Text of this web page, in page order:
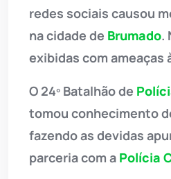
redes sociais causou
na cidade de Brumado.
exibidas com ameaças
O 24º Batalhão de
tomou conhecimento
fazendo as devidas
parceria com a Polícia